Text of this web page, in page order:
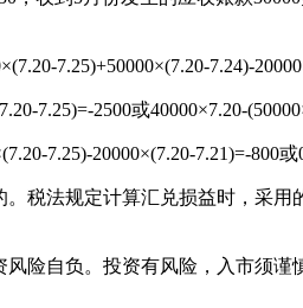
7.25)+50000×(7.20-7.24)-
2500或40000×7.20-
7.25)-20000×(7.20-7.21)=-800或
法规定计算汇兑损益时，采用
险自负。投资有风险，入市须谨